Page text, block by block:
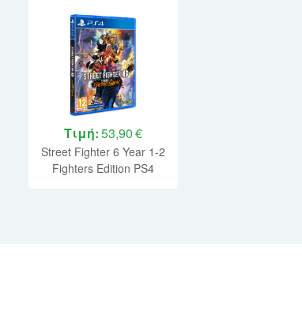
Τιμή:53,90 €
Street Fighter 6 Year 1-2
Fighters Edition PS4